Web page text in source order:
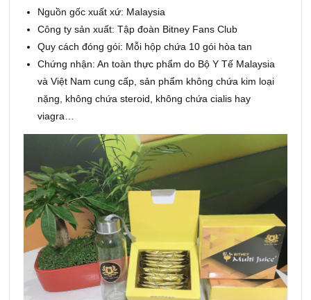
Nguồn gốc xuất xứ: Malaysia
Công ty sản xuất: Tập đoàn Bitney Fans Club
Quy cách đóng gói: Mỗi hộp chứa 10 gói hòa tan
Chứng nhận: An toàn thực phẩm do Bộ Y Tế Malaysia
và Việt Nam cung cấp, sản phẩm không chứa kim loại
nặng, không chứa steroid, không chứa cialis hay
viagra…